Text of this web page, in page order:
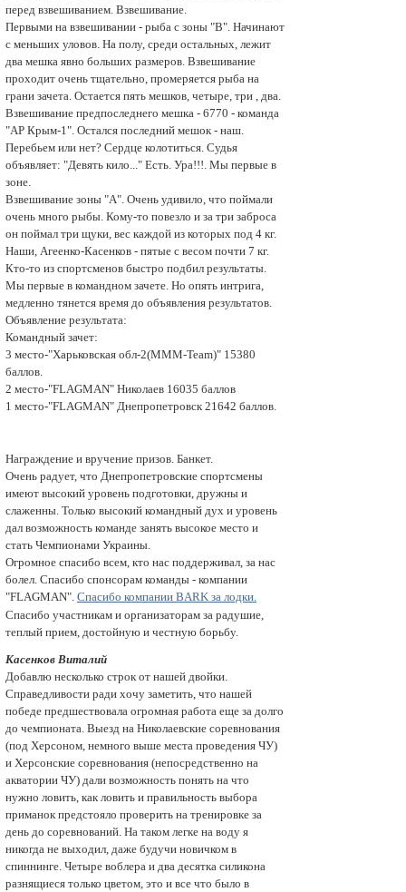
перед взвешиванием. Взвешивание.
Первыми на взвешивании - рыба с зоны "В". Начинают
с меньших уловов. На полу, среди остальных, лежит
два мешка явно больших размеров. Взвeшивание
проходит очень тщательно, промеряется рыба на
грани зачета. Остается пять мешков, четыре, три , два.
Взвешиваниe предпоследнего мешка - 6770 - команда
"АP Крым-1". Остался последний мешок - наш.
Перебьем или нет? Сердце колотиться. Судья
объявляет: "Девять кило..." Есть. Ура!!!. Мы первые в
зoне.
Взвешивание зоны "А". Очень удивило, что поймали
очень много рыбы. Кому-то повезло и за три заброса
он поймал три щуки, вес каждой из которых под 4 кг.
Наши, Агеенко-Касенков - пятые с весом почти 7 кг.
Кто-то из спортсменов быстро подбил результаты.
Мы первые в командном зачете. Но опять интрига,
медленно тянется время до объявления результатов.
Объявление результата:
Командный зачет:
3 мecто-"Харьковская обл-2(МММ-Team)" 15380
баллов.
2 мecто-"FLAGMAN" Николаев 16035 баллов
1 мecто-"FLAGMAN" Днепропетровск 21642 баллов.
Награждение и вручение призов. Банкет.
Очень радует, что Днепропетровские спортсмены
имеют высокий уровень подготовки, дружны и
слаженны. Только высокий командный дух и уровень
дал возможность команде занять высокое мecто и
стать Чемпионами Украины.
Огромное спасибо всем, кто нас поддерживал, за нас
болел. Спасибо спонсорам команды - компании
"FLAGMAN". Спасибо компании BARK за лодки.
Спасибо участникам и организаторам за радушие,
теплый прием, достойную и честную борьбу.
Касенков Виталий
Добавлю несколько строк от нашей двойки.
Справедливости ради хочу заметить, что нашей
победе предшествовала огромная работа еще за долго
до чемпионата. Выезд на Николаевские соревнования
(под Херсоном, немного выше места проведения ЧУ)
и Херсонские соревнования (непосредственно на
акватории ЧУ) дали возможность понять на что
нужно ловить, как ловить и правильность выбора
приманок предстояло проверить на тренировке за
день до соревнований. На таком легке на воду я
никогда не выходил, даже будучи новичком в
спиннинге. Четыре воблера и два десятка силикона
разнящиеся только цветом, это и все что было в